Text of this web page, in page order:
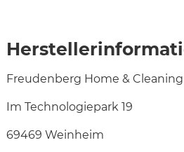
Freudenberg Home &
Im Technologiepark 19
69469 Weinheim